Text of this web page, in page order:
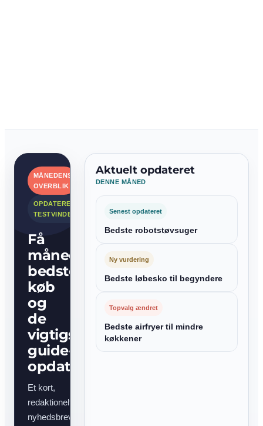
MÅNEDENS
OVERBLIK
OPDATEREDE
TESTVINDERE
Få
månedens
bedste
køb
og
de
vigtigste
guide-
opdateringer
Et kort,
redaktionelt
nyhedsbrev
Aktuelt opdateret
DENNE MÅNED
Senest opdateret
Bedste robotstøvsuger
Ny vurdering
Bedste løbesko til begyndere
Topvalg ændret
Bedste airfryer til mindre
køkkener